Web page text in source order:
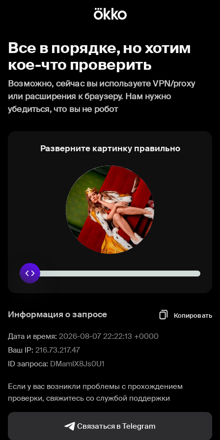
Все в порядке, но хотим
кое-что проверить
Возможно, сейчас вы используете VPN/proxy
или расширения к браузеру. Нам нужно
убедиться, что вы не робот
Разверните картинку правильно
Информация о запросе Копировать
Дата и время: 2026-08-07 22:22:13 +0000
Ваш IP: 216.73.217.47
ID запроса: DMamIX8Js0U1
Если у вас возникли проблемы с прохождением
проверки, свяжитесь со службой поддержки
Связаться в Telegram